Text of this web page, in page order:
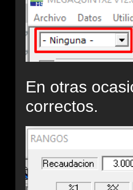
En otras
correctos.